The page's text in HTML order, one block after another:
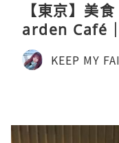
【東京】美
arden Café
下午茶體驗
KEEP MY